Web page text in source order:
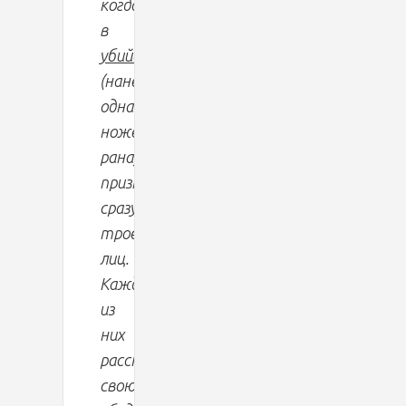
когда
в
убийстве
(нанесена
одна
ножевая
рана)
признались
сразу
трое
лиц.
Каждый
из
них
рассказывал
свою